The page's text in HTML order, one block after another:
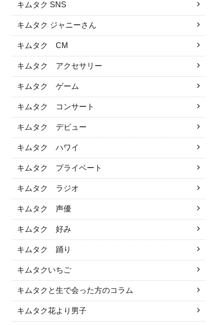
キムタク SNS
キムタク ジャニーさん
キムタク CM
キムタク アクセサリー
キムタク ゲーム
キムタク コンサート
キムタク デビュー
キムタク ハワイ
キムタク プライベート
キムタク ラジオ
キムタク 声優
キムタク 好み
キムタク 踊り
キムタクいちご
キムタクと生で会った方のコラム
キムタク花より男子